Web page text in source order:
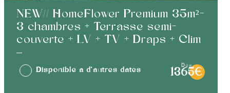
NEW// HomeFlower Premium 35m²-
3 chambres + Terrasse semi-
couverte + LV + TV + Draps + Clim
–
Disponible à d'autres dates
dès
1365€